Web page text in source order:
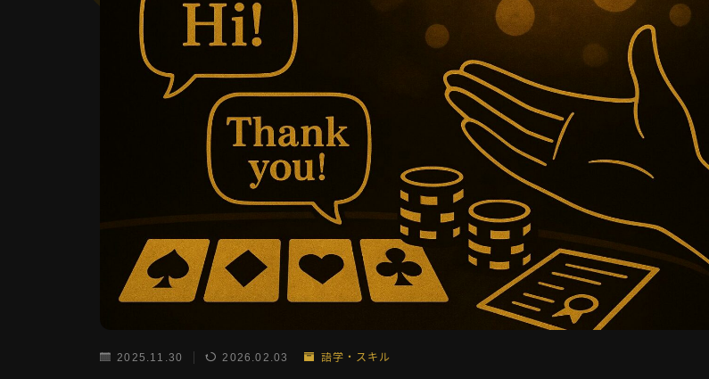
カジノディーラー入門 職業理解・集客入口
ゲーム解説 各ゲーム・控除率・ルール入門
働き方・キャリア
業界コラム
語学・スキル
運営者情報
2025.11.30 2026.02.03 語学・スキル